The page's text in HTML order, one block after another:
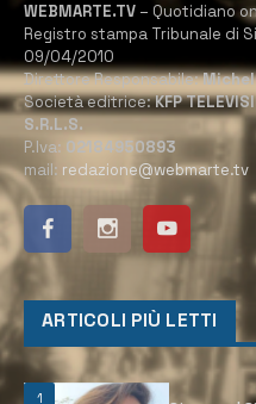
WEBMARTE.TV – Quotidiano
Registro stampa Tribunale di
09/04/2010
Direttore Responsabile:
Società editrice:KFP
S.R.L.S.
P.Iva: 02184950893
mail: redazione@webmarte.tv
ARTICOLI PIÙ LETTI
1